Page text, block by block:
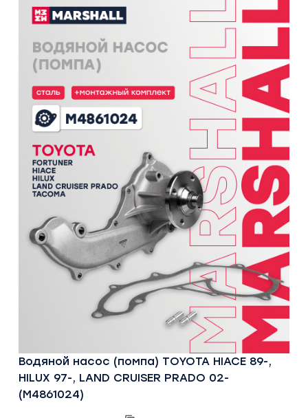
Водяной насос (помпа) TOYOTA HIACE 89-,
HILUX 97-, LAND CRUISER PRADO 02-
(M4861024)